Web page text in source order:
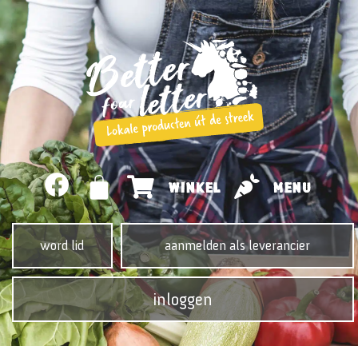
WINKEL MENU
word lid aanmelden als leverancier
inloggen